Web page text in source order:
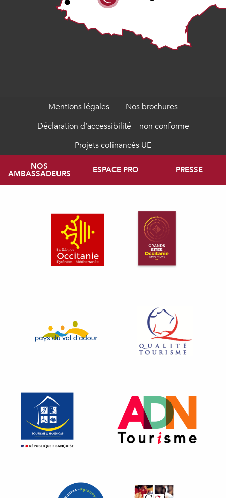
Mentions légales
Nos brochures
Déclaration d’accessibilité – non conforme
Projets cofinancés UE
NOS
AMBASSADEURS ESPACE PRO PRESSE